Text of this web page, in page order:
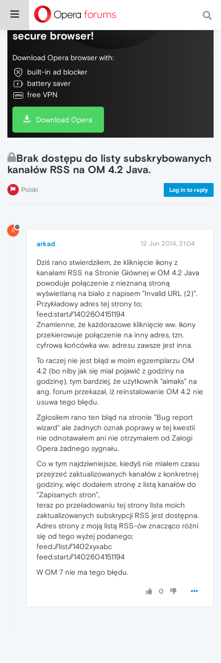
Do more on the web, with a fast and
secure browser!
Download Opera browser with:
built-in ad blocker
battery saver
free VPN
Download Opera
Brak dostępu do listy subskrybowanych
kanałów RSS na OM 4.2 Java.
Polski Log in to reply
A
arkad 12 Jun 2014, 21:04
Dziś rano stwierdziłem, że kliknięcie ikony z
kanałami RSS na Stronie Głównej w OM 4.2 Java
powoduje połączenie z nieznaną stroną
wyświetlaną na biało z napisem "Invalid URL (2)".
Przykładowy adres tej strony to;
feed:start//1402604151194
Znamienne, że każdorazowe kliknięcie ww. ikony
przekierowuje połączenie na inny adres, tzn.
cyfrowa końcówka ww. adresu zawsze jest inna.
To raczej nie jest błąd w moim egzemplarzu OM
4.2 (bo niby jak się miał pojawić z godziny na
godzinę), tym bardziej, że użytkownik "aimaks" na
ang. forum przekazał, iż reinstalowanie OM 4.2 nie
usuwa tego błędu.
Zgłosiłem rano ten błąd na stronie "Bug report
wizard" ale żadnych oznak poprawy w tej kwestii
nie odnotawałem ani nie otrzymałem od Załogi
Opera żadnego sygnału.
Co w tym najdziwniejsze, kiedyś nie miałem czasu
przejrzeć zaktualizowanych kanałów z konkretnej
godziny, więc dodałem stronę z listą kanałów do
"Zapisanych stron",
teraz po przeładowaniu tej strony lista moich
zaktualizowanych subskrypcji RSS jest dostępna.
Adres strony z moją listą RSS-ów znacząco różni
się od tego wyżej podanego;
feed://list//1402xyxabc
feed:start//1402604151194
W OM 7 nie ma tego błędu.
0